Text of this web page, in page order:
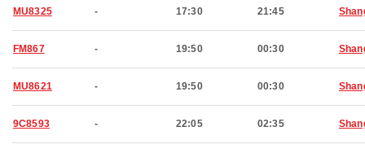
MU8325 - 17:30 21:45
FM867 - 19:50 00:30
MU8621 - 19:50 00:30
9C8593 - 22:05 02:35